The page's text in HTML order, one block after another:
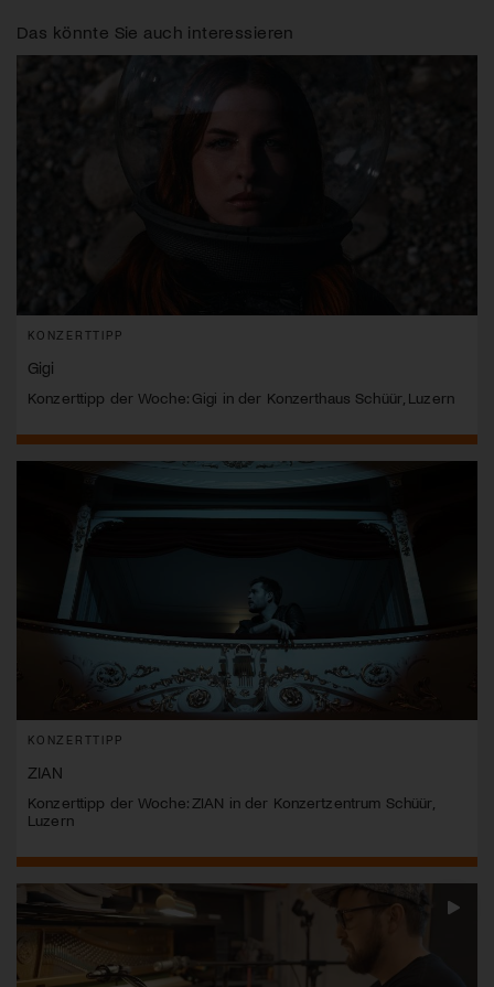
Das könnte Sie auch interessieren
KONZERTTIPP
Gigi
Konzerttipp der Woche: Gigi in der Konzerthaus Schüür, Luzern
KONZERTTIPP
ZIAN
Konzerttipp der Woche: ZIAN in der Konzertzentrum Schüür,
Luzern